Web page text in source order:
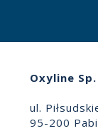
Oxyline
ul.
95-200